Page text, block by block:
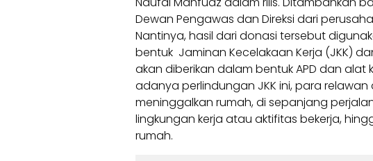
Dewan Pengawas dan Direksi dari
Nantinya, hasil dari donasi tersebut
bentuk Jaminan Kecelakaan Kerja (JKK)
akan diberikan dalam bentuk APD dan
adanya perlindungan JKK ini, para
meninggalkan rumah, di sepanjang
lingkungan kerja atau aktifitas bekerja,
rumah.